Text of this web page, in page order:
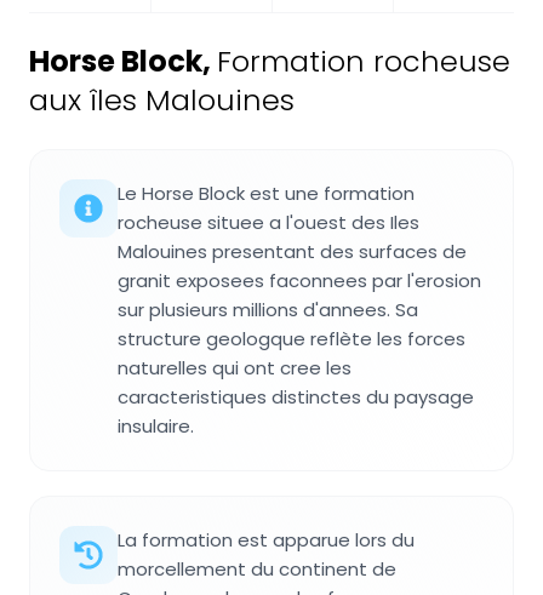
Horse Block, Formation rocheuse
aux îles Malouines
Le Horse Block est une formation
rocheuse situee a l'ouest des Iles
Malouines presentant des surfaces de
granit exposees faconnees par l'erosion
sur plusieurs millions d'annees. Sa
structure geologque reflète les forces
naturelles qui ont cree les
caracteristiques distinctes du paysage
insulaire.
La formation est apparue lors du
morcellement du continent de